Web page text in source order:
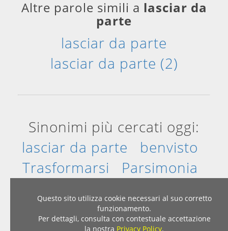
Altre parole simili a lasciar da
parte
lasciar da parte
lasciar da parte (2)
Sinonimi più cercati oggi:
lasciar da parte
benvisto
Trasformarsi
Parsimonia
Home|Privacy & Cookies
Questo sito utilizza cookie necessari al suo corretto
funzionamento.
Per dettagli, consulta con contestuale accettazione
la nostra Privacy Policy.